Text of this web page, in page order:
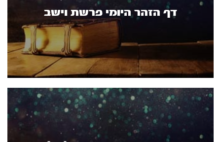
דף הזהר היומי פרשת וישב